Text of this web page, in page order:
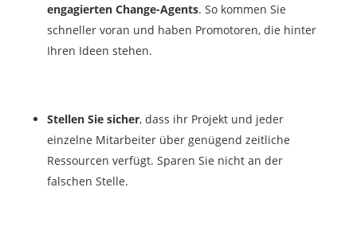
engagierten Change-Agents. So kommen Sie
schneller voran und haben Promotoren, die hinter
Ihren Ideen stehen.
Stellen Sie sicher, dass ihr Projekt und jeder
einzelne Mitarbeiter über genügend zeitliche
Ressourcen verfügt. Sparen Sie nicht an der
falschen Stelle.